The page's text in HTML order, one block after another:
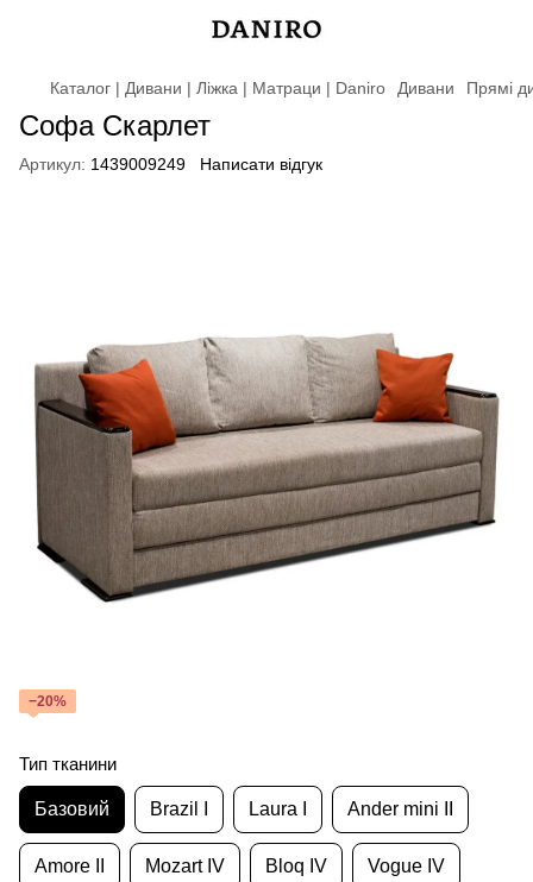
Каталог | Дивани | Ліжка | Матраци | Daniro Дивани Прямі
Софа Скарлет
Артикул: 1439009249 Написати відгук
−20%
Тип тканини
Базовий Brazil I Laura I Ander mini II
Amore II Mozart IV Bloq IV Vogue IV